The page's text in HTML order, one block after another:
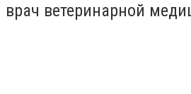
врач ветеринарной